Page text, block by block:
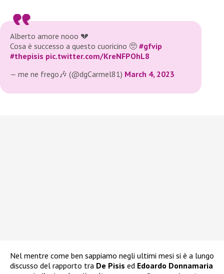
Alberto amore nooo 💔
Cosa è successo a questo cuoricino 🥺 #gfvip
#thepisis pic.twitter.com/KreNFPOhL8
— me ne frego🎶 (@dgCarmel81) March 4, 2023
Nel mentre come ben sappiamo negli ultimi mesi si è a lungo
discusso del rapporto tra De Pisis ed Edoardo Donnamaria